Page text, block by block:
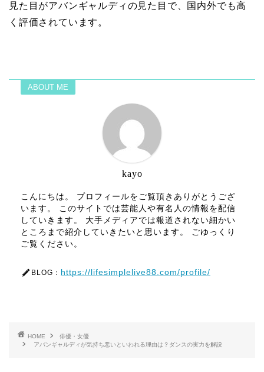
見た目がアバンギャルディの見た目で、国内外でも高
く評価されています。
ABOUT ME
kayo
こんにちは。 プロフィールをご覧頂きありがとうござ
います。 このサイトでは芸能人や有名人の情報を配信
していきます。 大手メディアでは報道されない細かい
ところまで紹介していきたいと思います。 ごゆっくり
ご覧ください。
BLOG： https://lifesimplelive88.com/profile/
HOME
俳優・女優
アバンギャルディが気持ち悪いといわれる理由は？ダンスの実力を解説